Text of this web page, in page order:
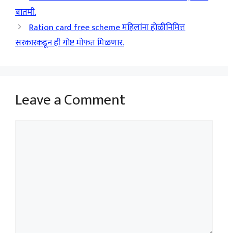
बातमी.
Ration card free scheme महिलांना होळीनिमित्त
सरकारकडून ही गोष्ट मोफत मिळणार.
Leave a Comment